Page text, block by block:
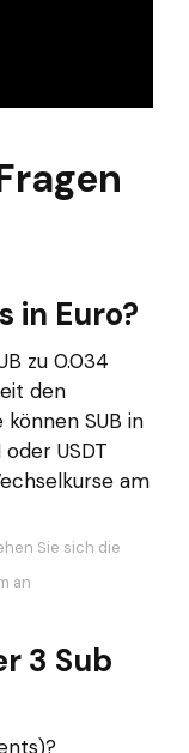
in Euro?
zu 0.034
den
SUB in
USDT
am
Sie sich die
an
3 Sub